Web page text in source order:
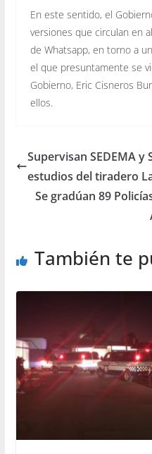
En este sentido, el
versiones que circulan en
de Whatsapp, en torno a
el que presuntamente se
Gobierno, Eric Cisneros
ellos.
Supervisan SEDEMA y
estudios del tiradero
Se gradúan 89
También te